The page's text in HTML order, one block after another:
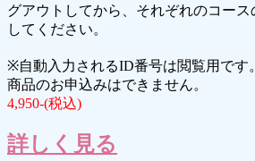
グアウトしてから、それぞれのコー
してください。
※自動入力されるID番号は閲覧用です。
商品のお申込みはできません。
4,950-(税込)
詳しく見る